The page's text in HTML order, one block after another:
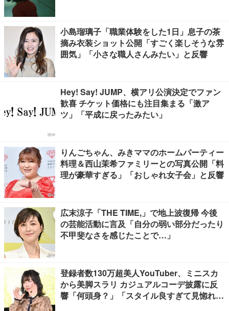
小島瑠璃子「職業体験をした1日」息子の茶
摘み衣装ショット公開「すごく楽しそうな雰
囲気」「小さな職人さんみたい」と反響
Hey! Say! JUMP、横アリ公演決定でファン
歓喜 チケット価格にも注目集まる「激ア
ツ」「平成に戻ったみたい」
りんごちゃん、みきママのホームパーティー
料理＆西山茉希ファミリーとの写真公開「料
理が豪華すぎる」「おしゃれ女子会」と反響
広末涼子「THE TIME,」で地上波復帰 今後
の芸能活動に言及「自分の弱い部分だったり
不甲斐なさを感じたことで…」
登録者数130万超美人YouTuber、ミニスカ
から美脚スラリ カジュアルコーデ披露に反
響「何頭身？」「スタイル良すぎて見惚れ